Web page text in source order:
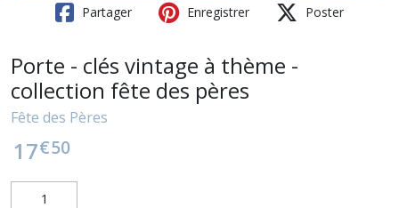
Partager Enregistrer Poster
Porte - clés vintage à thème -
collection fête des pères
Fête des Pères
17€50